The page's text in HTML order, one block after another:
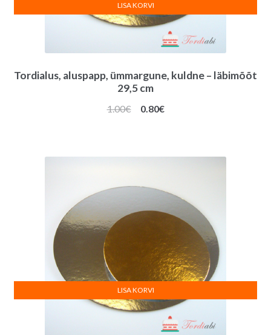
Tordialus, aluspapp, ümmargune, kuldne – läbimõõt
29,5 cm
1.00€
Algne
0.80€Praegune
LISA KORVI
LISA KORVI